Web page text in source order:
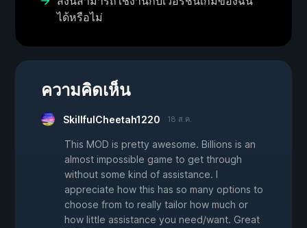
ได้หรือไม่
ความคิดเห็น
SkillfulCheetah1220 18 ส.ค.
This MOD is pretty awesome. Billions is an
almost impossible game to get through
without some kind of assistance. I
appreciate how this has so many options to
choose from to really tailor how much or
how little assistance you need/want. Great